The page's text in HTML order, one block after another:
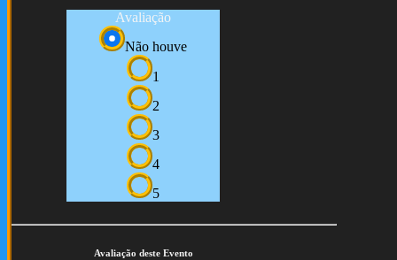
Avaliação
Não houve
1
2
3
4
5
Avaliação deste Evento